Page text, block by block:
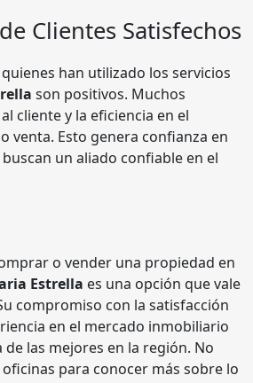
Clientes Satisfechos
han utilizado los servicios
son positivos. Muchos
cliente y la eficiencia en el
venta. Esto genera confianza en
un aliado confiable en el
o vender una propiedad en
Estrella es una opción que vale
compromiso con la satisfacción
en el mercado inmobiliario
las mejores en la región. No
para conocer más sobre lo